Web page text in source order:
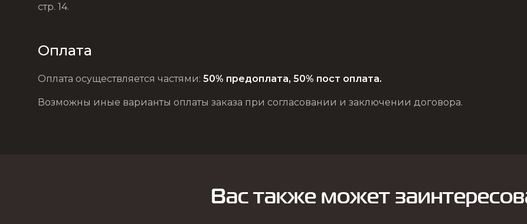
стр. 14.
Оплата
Оплата осуществляется частями: 50% предоплата, 50% пост оплата.
Возможны иные варианты оплаты заказа при согласовании и заключении договора.
Вас также может